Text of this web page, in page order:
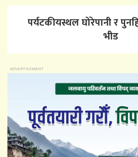
पर्यटकीयस्थल घोरेपानी र
भीड